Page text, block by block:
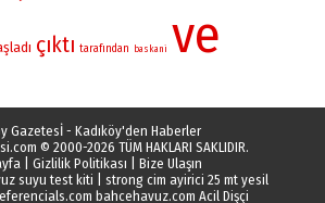
çıktı tarafından baskani ve
Gazetesİ - Kadıköy'den Haberler
© 2000-2026 TÜM HAKLARI SAKLIDIR.
Gizlilik Politikası
Bize Ulaşın
suyu test kiti
strong cim ayirici 25 mt yesil
bahcehavuz.com Acil Dişçi